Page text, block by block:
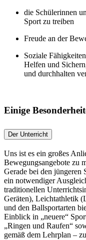
die Schülerinnen
Sport zu treiben
Freude an der
Soziale
Helfen und
und durchhalten
Einige
Der Unterricht
Uns ist es ein großes
Bewegungsangebote zu
Gerade bei den jüngeren
ein notwendiger
traditionellen
Geräten), Leichtathletik
und den Ballsportarten
Einblick in „neuere“
„Ringen und Raufen“
gemäß dem Lehrplan –